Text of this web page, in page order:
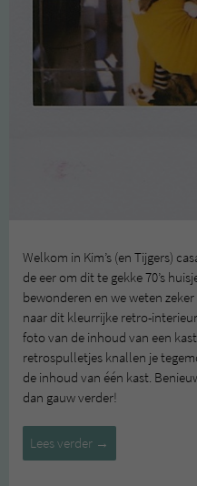
Welkom in Kim’s (en Tijgers)
de eer om dit te gekke 70’s
bewonderen en we weten
naar dit kleurrijke retro-
foto van de inhoud van een
retrospulletjes knallen je
de inhoud van één kast.
dan gauw verder!
Lees verder Tweedehandsliefde
in
→